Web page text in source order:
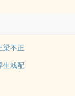
梁不正
生戏配